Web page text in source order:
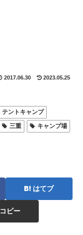
2017.06.30 2023.05.25
テントキャンプ
三重
キャンプ場
はてブ
コピー